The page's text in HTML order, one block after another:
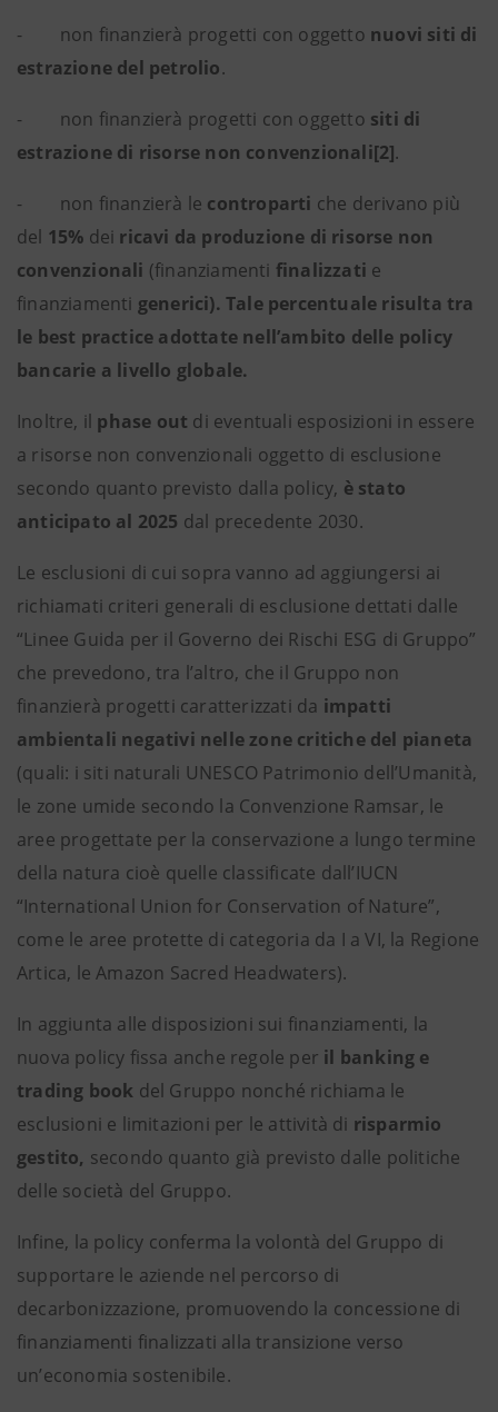
- non finanzierà progetti con oggetto nuovi siti di
estrazione del petrolio.
- non finanzierà progetti con oggetto siti di
estrazione di risorse non convenzionali[2].
- non finanzierà le controparti che derivano più
del 15% dei ricavi da produzione di risorse non
convenzionali (finanziamenti finalizzati e
finanziamenti generici). Tale percentuale risulta tra
le best practice adottate nell’ambito delle policy
bancarie a livello globale.
Inoltre, il phase out di eventuali esposizioni in essere
a risorse non convenzionali oggetto di esclusione
secondo quanto previsto dalla policy, è stato
anticipato al 2025 dal precedente 2030.
Le esclusioni di cui sopra vanno ad aggiungersi ai
richiamati criteri generali di esclusione dettati dalle
“Linee Guida per il Governo dei Rischi ESG di Gruppo”
che prevedono, tra l’altro, che il Gruppo non
finanzierà progetti caratterizzati da impatti
ambientali negativi nelle zone critiche del pianeta
(quali: i siti naturali UNESCO Patrimonio dell’Umanità,
le zone umide secondo la Convenzione Ramsar, le
aree progettate per la conservazione a lungo termine
della natura cioè quelle classificate dall’IUCN
“International Union for Conservation of Nature”,
come le aree protette di categoria da I a VI, la Regione
Artica, le Amazon Sacred Headwaters).
In aggiunta alle disposizioni sui finanziamenti, la
nuova policy fissa anche regole per il banking e
trading book del Gruppo nonché richiama le
esclusioni e limitazioni per le attività di risparmio
gestito, secondo quanto già previsto dalle politiche
delle società del Gruppo.
Infine, la policy conferma la volontà del Gruppo di
supportare le aziende nel percorso di
decarbonizzazione, promuovendo la concessione di
finanziamenti finalizzati alla transizione verso
un’economia sostenibile.